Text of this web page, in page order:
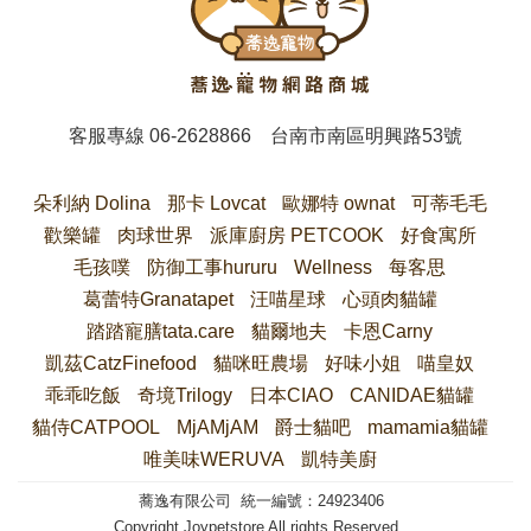
客服專線06-2628866 台南市南區明興路53號
朵利納 Dolina 那卡 Lovcat 歐娜特 ownat
可蒂毛毛
歡樂罐
肉球世界 派庫廚房 PETCOOK
好食寓所
毛孩噗
防御工事hururu Wellness
每客思
葛蕾特Granatapet
汪喵星球
心頭肉貓罐
踏踏寵膳tata.care
貓爾地夫
卡恩Carny
凱茲CatzFinefood
貓咪旺農場 好味小姐
喵皇奴
乖乖吃飯
奇境Trilogy 日本CIAO
CANIDAE貓罐
貓侍CATPOOL
MjAMjAM 爵士貓吧
mamamia貓罐
唯美味WERUVA
凱特美廚
蕎逸有限公司 統一編號：24923406
Copyright Joypetstore All rights Reserved.